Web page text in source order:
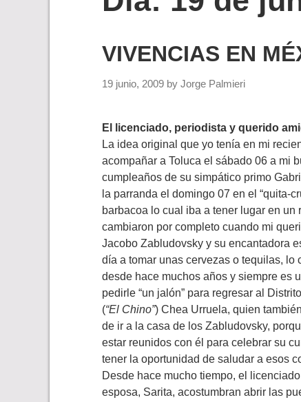
VIVENCIAS EN
19 junio, 2009 by Jorge Palmieri
El licenciado, periodista y querido
La idea original que yo tenía en mi
acompañar a Toluca el sábado 06 a mi
cumpleaños de su simpático primo
la parranda el domingo 07 en el “quita-
barbacoa lo cual iba a tener lugar en
cambiaron por completo cuando mi
Jacobo Zabludovsky y su encantadora
día a tomar unas cervezas o tequilas,
desde hace muchos años y siempre es
pedirle “un jalón” para regresar al
(“El Chino”) Chea Urruela, quien
de ir a la casa de los Zabludovsky,
estar reunidos con él para celebrar su
tener la oportunidad de saludar a esos
Desde hace mucho tiempo, el
esposa, Sarita, acostumbran abrir las